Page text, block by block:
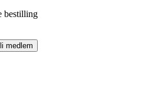
bestilling
medlem